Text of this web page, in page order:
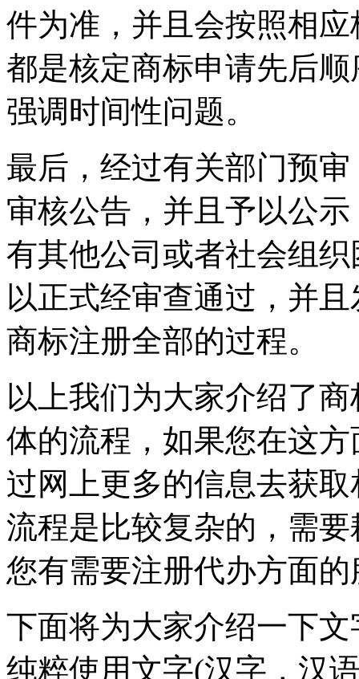
件为准，并且会按照相
都是核定商标申请先后
强调时间性问题。
最后，经过有关部门预
审核公告，并且予以公
有其他公司或者社会组
以正式经审查通过，并
商标注册全部的过程。
以上我们为大家介绍了
体的流程，如果您在这
过网上更多的信息去获
流程是比较复杂的，需
您有需要注册代办方面
下面将为大家介绍一下
纯粹使用文字(汉字，汉